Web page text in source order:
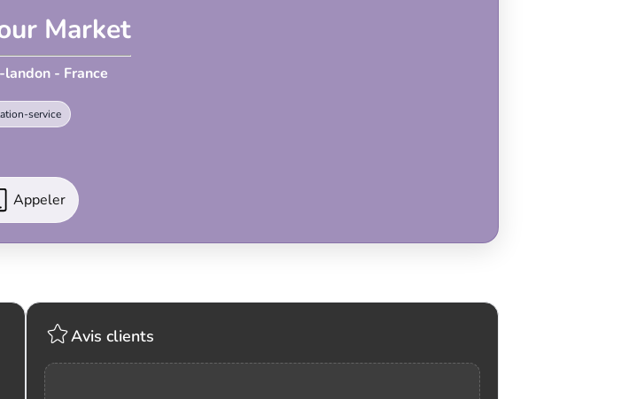
Market
landon - France
service
Appeler
Avis clients